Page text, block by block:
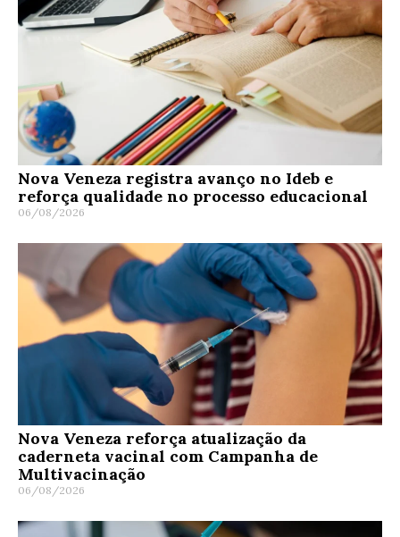
Nova Veneza registra avanço no Ideb e
reforça qualidade no processo educacional
06/08/2026
Nova Veneza reforça atualização da
caderneta vacinal com Campanha de
Multivacinação
06/08/2026